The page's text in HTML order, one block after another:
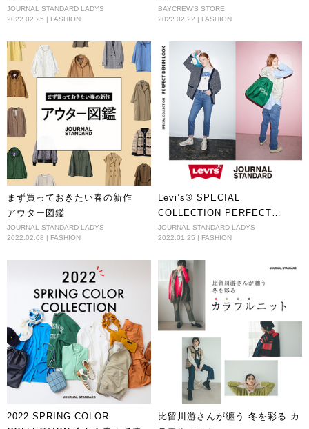
JOURNAL STANDARD LADYS
2022.02.25 | FASHION
BAYCREW'S STORE
2022.02.22 | FASHION
まず買っておきたい春の新作
アウター図鑑
JOURNAL STANDARD LADYS
2022.02.08 | FASHION
Levi’s® SPECIAL
COLLECTION PERFECT
DENIM LOOK 思いのまま、自由
に！ 最強コラボデニムで作る春
スタイル
JOURNAL STANDARD LADYS
2022.01.25 | FASHION
2022 SPRING COLOR
比留川游さんが纏う 冬を彩る カ